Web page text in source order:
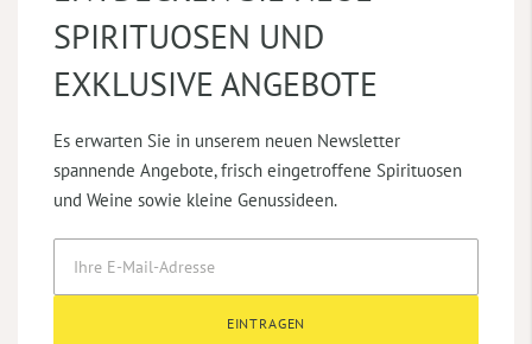
SPIRITUOSEN UND
EXKLUSIVE ANGEBOTE
Es erwarten Sie in unserem neuen Newsletter
spannende Angebote, frisch eingetroffene Spirituosen
und Weine sowie kleine Genussideen.
EINTRAGEN